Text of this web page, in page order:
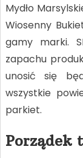
Mydło
Wiosenny
gamy marki.
zapachu
unosić się
wszystkie
parkiet.
Porządek